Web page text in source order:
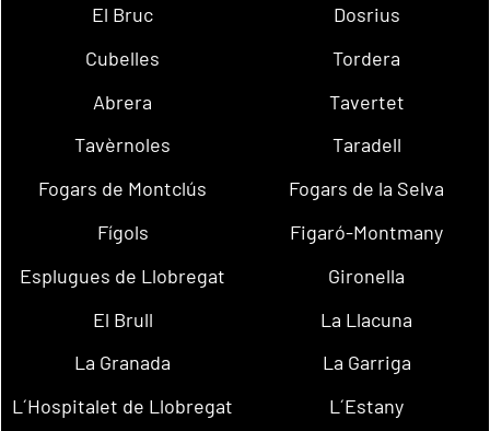
El Bruc
Dosrius
Cubelles
Tordera
Abrera
Tavertet
Tavèrnoles
Taradell
Fogars de Montclús
Fogars de la Selva
Fígols
Figaró-Montmany
Esplugues de Llobregat
Gironella
El Brull
La Llacuna
La Granada
La Garriga
L´Hospitalet de Llobregat
L´Estany